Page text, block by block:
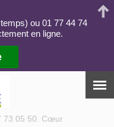
73 05 50. Cœur
ou 01 77 44 74
en ligne.